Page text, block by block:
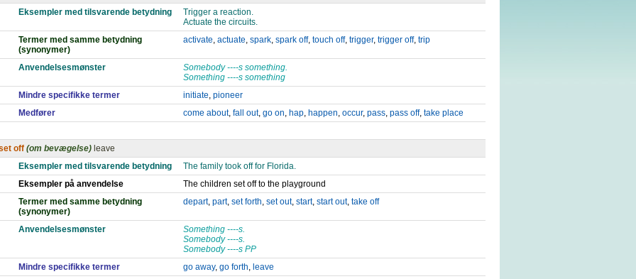
Eksempler med tilsvarende betydning
Trigger a reaction.
Actuate the circuits.
Termer med samme betydning
(synonymer)
activate, actuate, spark, spark off, touch off, trigger, trigger off, trip
Anvendelsesmønster
Somebody ----s something.
Something ----s something
Mindre specifikke termer
initiate, pioneer
Medfører
come about, fall out, go on, hap, happen, occur, pass, pass off, take place
off (om bevægelse) leave
Eksempler med tilsvarende betydning
The family took off for Florida.
Eksempler på anvendelse
The children set off to the playground
Termer med samme betydning
(synonymer)
depart, part, set forth, set out, start, start out, take off
Anvendelsesmønster
Something ----s.
Somebody ----s.
Somebody ----s PP
Mindre specifikke termer
go away, go forth, leave